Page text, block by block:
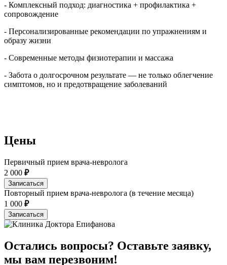
- Комплексный подход: диагностика + профилактика +
сопровождение
- Персонализированные рекомендации по упражнениям и
образу жизни
- Современные методы физиотерапии и массажа
- Забота о долгосрочном результате — не только облегчение
симптомов, но и предотвращение заболеваний
Цены
Первичный прием врача-невролога
2 000 ₽
Записаться
Повторный прием врача-невролога (в течение месяца)
1 000 ₽
Записаться
Остались вопросы? Оставьте заявку,
мы вам перезвоним!